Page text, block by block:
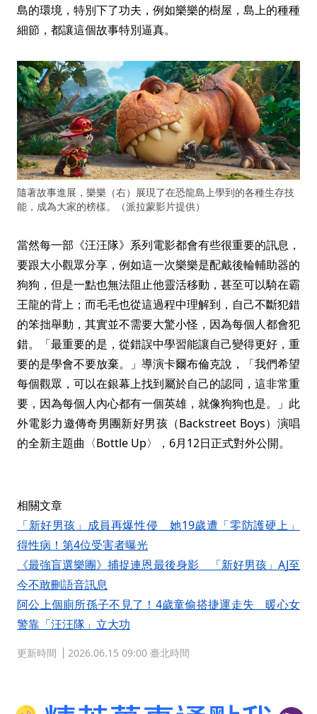
島的環境，特別下了功夫，例如樂樂的樹屋，島上的種種
細節，都讓這個故事特別逼真。
隨著故事進展，樂樂（右）展現了在恐龍島上學到的各種生存技
能，成為大家的榜樣。（派拉蒙影片提供）
當然每一部《汪汪隊》系列電影都會有些很重要的訊息，
要跟大小觀眾分享，例如這一次樂樂是配戴後輪輔助器的
狗狗，但是一點也無法阻止他靈活移動，甚至可以騎在霸
王龍的背上；而毛毛也從這過程中理解到，自己不斷犯錯
的笨拙舉動，其實並不需要大驚小怪，因為每個人都會犯
錯。「最重要的是，從錯誤中學習能讓自己變得更好，重
要的是學會不要放棄。」導演卡爾布倫克說，「我們希望
每個觀眾，可以在銀幕上找到屬於自己的認同，這非常重
要，因為每個人內心都有一個英雄，就像狗狗也是。」此
外電影力邀傳奇男團新好男孩（Backstreet Boys）演唱
的全新主題曲〈Bottle Up〉，6月12日正式對外公開。
相關文章
「新好男孩」成員再爆性侵 她19歲遭「零防護硬上」
得性病！第4位受害者曝光
《最強盲選樂團》捕捉連恩最後身影 「新好男孩」AJ至
今不敢刪語音訊息
阿公上個廁所孫子不見了！4歲童偷搭捷運走失 暖心女
警靠「汪汪隊」立大功
更新時間 2026.06.15 09:00 臺北時間